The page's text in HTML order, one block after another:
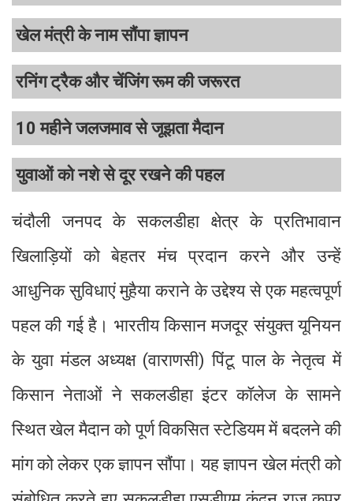
खेल मंत्री के नाम सौंपा ज्ञापन
रनिंग ट्रैक और चेंजिंग रूम की जरूरत
10 महीने जलजमाव से जूझता मैदान
युवाओं को नशे से दूर रखने की पहल
चंदौली जनपद के सकलडीहा क्षेत्र के प्रतिभावान
खिलाड़ियों को बेहतर मंच प्रदान करने और उन्हें
आधुनिक सुविधाएं मुहैया कराने के उद्देश्य से एक महत्वपूर्ण
पहल की गई है। भारतीय किसान मजदूर संयुक्त यूनियन
के युवा मंडल अध्यक्ष (वाराणसी) पिंटू पाल के नेतृत्व में
किसान नेताओं ने सकलडीहा इंटर कॉलेज के सामने
स्थित खेल मैदान को पूर्ण विकसित स्टेडियम में बदलने की
मांग को लेकर एक ज्ञापन सौंपा। यह ज्ञापन खेल मंत्री को